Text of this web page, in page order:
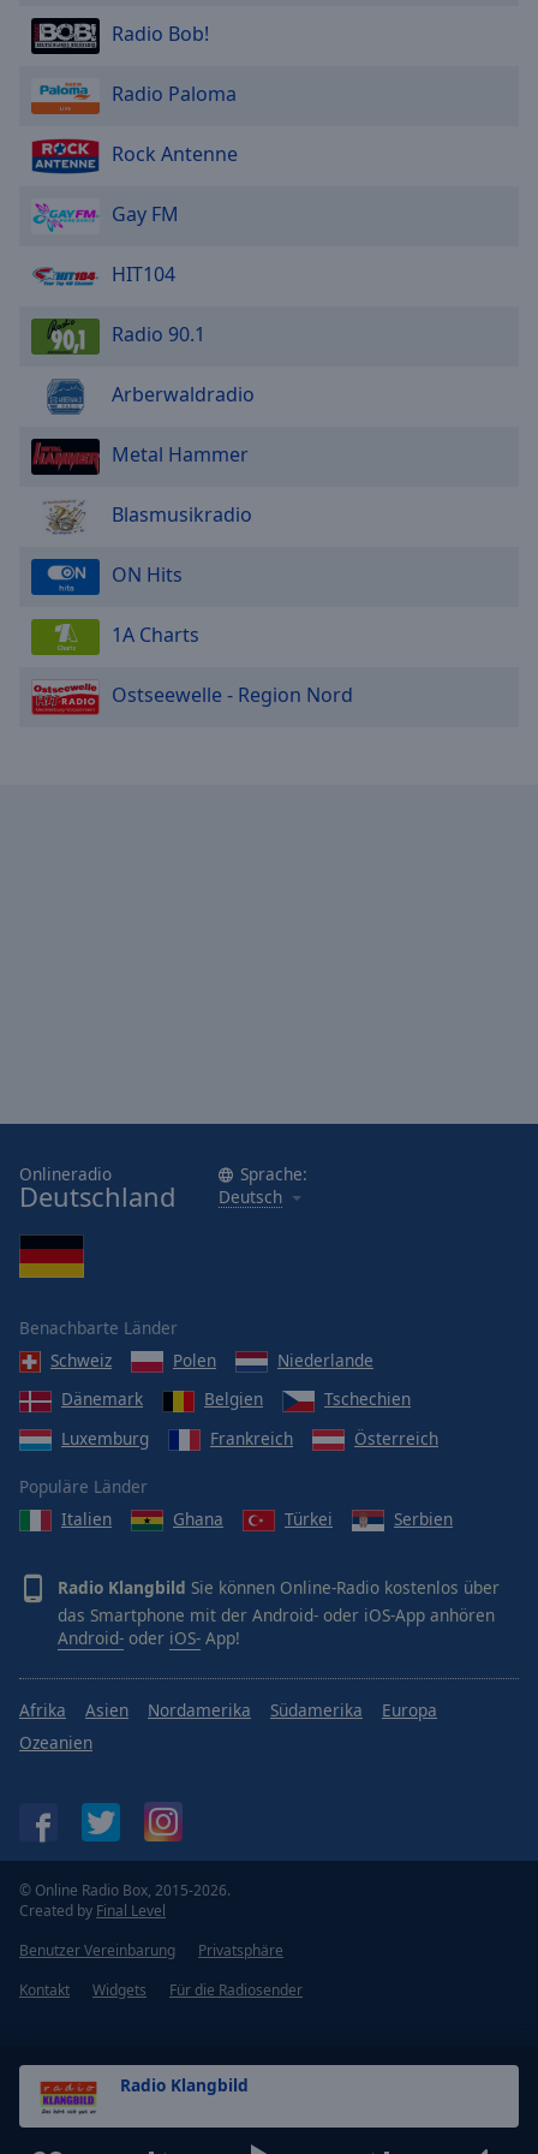
Radio Klangbild
Radio Bob!
Radio Paloma
Rock Antenne
Gay FM
HIT104
Radio 90.1
Arberwaldradio
Metal Hammer
Blasmusikradio
ON Hits
1A Charts
Ostseewelle - Region Nord
Onlineradio
Deutschland
Sprache:
Deutsch
Benachbarte Länder
Schweiz
Polen
Niederlande
Dänemark
Belgien
Tschechien
Luxemburg
Frankreich Österreich
Populäre Länder
Italien
Ghana Türkei Serbien
Radio Klangbild Sie können Online-Radio kostenlos über
das Smartphone mit der Android- oder iOS-App anhören
Android- oder iOS- App!
Afrika Asien Nordamerika Südamerika
Europa
Ozeanien
© Online Radio Box, 2015-2026.
Created by Final Level
Benutzer Vereinbarung
Privatsphäre
Kontakt
Widgets Für die Radiosender